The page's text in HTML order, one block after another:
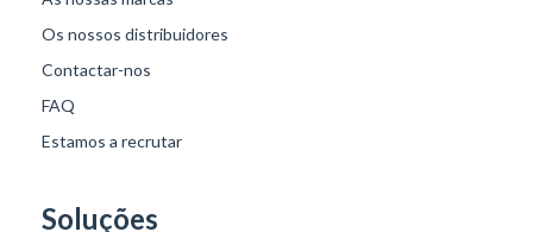
Os nossos distribuidores
Contactar-nos
FAQ
Estamos a recrutar
Soluções